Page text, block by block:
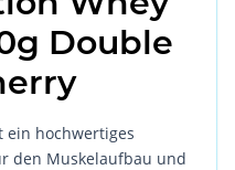
Double
ein hochwertiges
den Muskelaufbau und